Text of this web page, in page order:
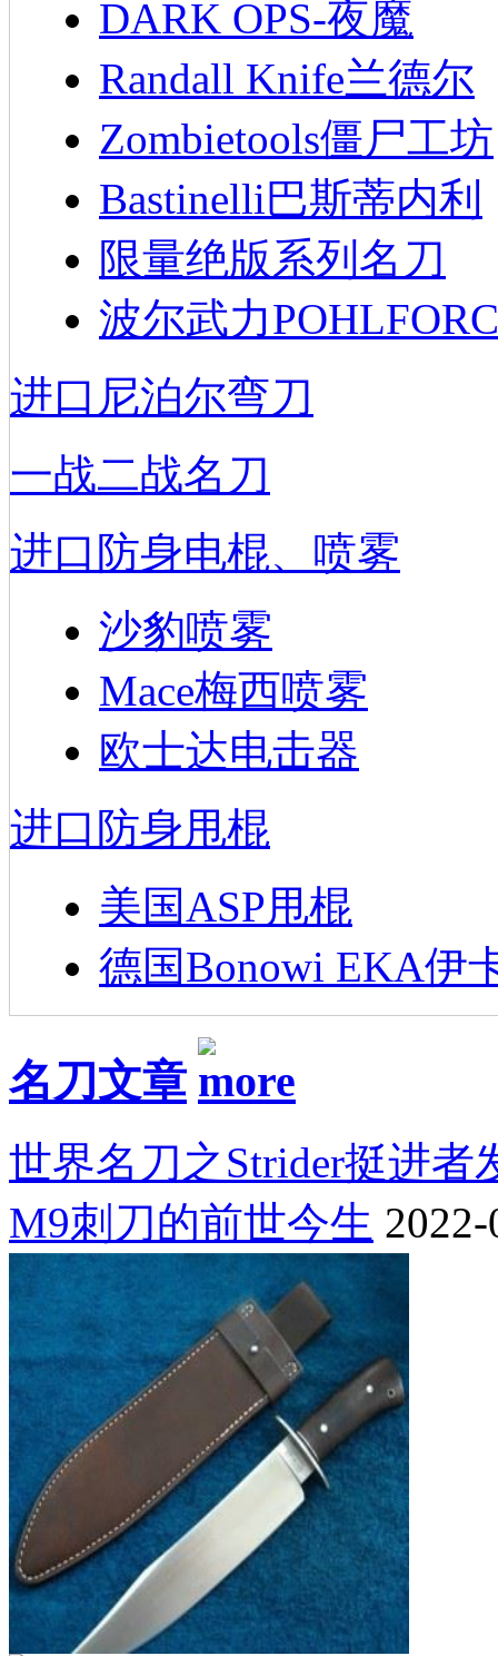
DARK OPS-夜魔
Randall Knife兰德尔
Zombietools僵尸工坊
Bastinelli巴斯蒂内利
限量绝版系列名刀
波尔武力
进口尼泊尔弯刀
一战二战名刀
进口防身电棍、喷雾
沙豹喷雾
Mace梅西喷雾
欧士达电击器
进口防身甩棍
美国ASP甩棍
德国Bonowi EKA伊
名刀文章
世界名刀之Strider挺进者
M9刺刀的前世今生